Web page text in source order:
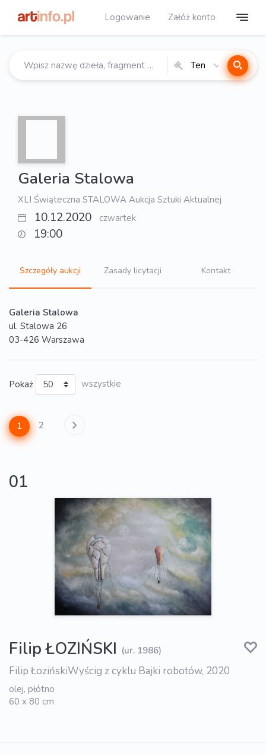
Logowanie Załóż konto
Ten
Galeria Stalowa
XLI Świąteczna STALOWA Aukcja Sztuki Aktualnej
10.12.2020 czwartek
19:00
Szczegóły aukcji Zasady licytacji Kontakt
Galeria Stalowa
ul. Stalowa 26
03-426 Warszawa
Pokaż wszystkie
1 2
01
Filip ŁOZIŃSKI (ur. 1986)
Filip ŁozińskiWyścig z cyklu Bajki robotów, 2020
olej, płótno
60 x 80 cm